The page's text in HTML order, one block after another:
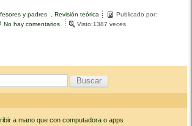
m
ar
tir
y padres ,Revisión teórica
Publicado por:
No hay comentarios
C
t
Visto:1387 veces
a mano que con computadora o apps